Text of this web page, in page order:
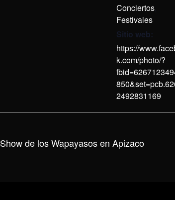
Conciertos,
Festivales
Sitio web:
https://
k.com/photo/?
2492831169
Show de los Wapayasos en Apizaco